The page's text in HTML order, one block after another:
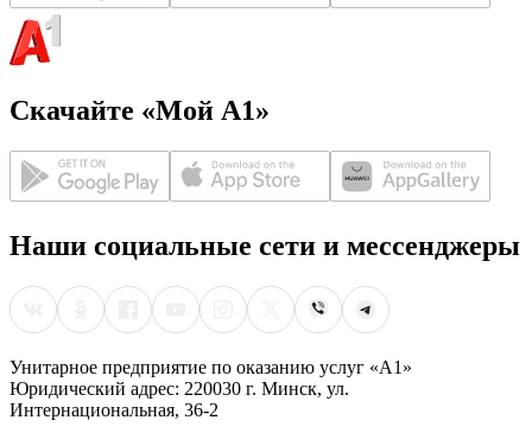
Скачайте «Мой А1»
Наши социальные сети и мессенджеры
Унитарное предприятие по оказанию услуг «А1»
Юридический адрес: 220030 г. Минск, ул.
Интернациональная, 36-2